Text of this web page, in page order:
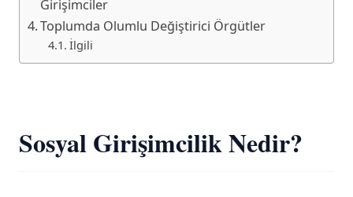
Girişimciler
Toplumda Olumlu Değiştirici Örgütler
İlgili
Sosyal Girişimcilik Nedir?